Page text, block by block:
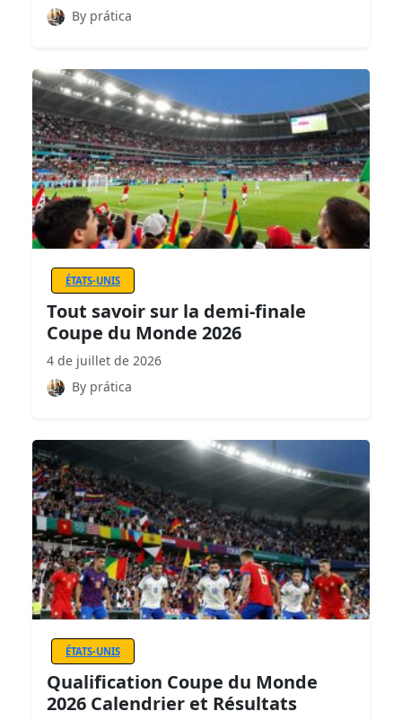
By prática
ÉTATS-UNIS
Tout savoir sur la demi-finale
Coupe du Monde 2026
4 de juillet de 2026
By prática
ÉTATS-UNIS
Qualification Coupe du Monde
2026 Calendrier et Résultats